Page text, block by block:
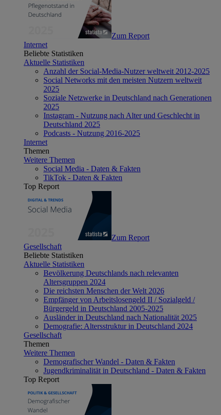
Zum Report
Internet
Beliebte Statistiken
Aktuelle Statistiken
Anzahl der Social-Media-Nutzer weltweit 2012-2025
Social Networks mit den meisten Nutzern weltweit
2025
Soziale Netzwerke in Deutschland nach Generationen
2025
Instagram - Nutzung nach Alter und Geschlecht in
Deutschland 2025
Podcasts - Nutzung 2016-2025
Internet
Themen
Weitere Themen
Social Media - Daten & Fakten
TikTok - Daten & Fakten
Top Report
Zum Report
Gesellschaft
Beliebte Statistiken
Aktuelle Statistiken
Bevölkerung Deutschlands nach relevanten
Altersgruppen 2024
Die reichsten Menschen der Welt 2026
Empfänger von Arbeitslosengeld II / Sozialgeld /
Bürgergeld in Deutschland 2005-2025
Ausländer in Deutschland nach Nationalität 2025
Demografie: Altersstruktur in Deutschland 2024
Gesellschaft
Themen
Weitere Themen
Demografischer Wandel - Daten & Fakten
Jugendkriminalität in Deutschland - Daten & Fakten
Top Report